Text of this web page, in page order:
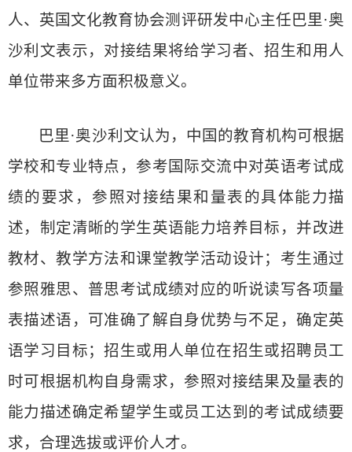
人、英国文化教育协会测评研发中心主任巴里·奥
沙利文表示，对接结果将给学习者、招生和用人
单位带来多方面积极意义。
巴里·奥沙利文认为，中国的教育机构可根据
学校和专业特点，参考国际交流中对英语考试成
绩的要求，参照对接结果和量表的具体能力描
述，制定清晰的学生英语能力培养目标，并改进
教材、教学方法和课堂教学活动设计；考生通过
参照雅思、普思考试成绩对应的听说读写各项量
表描述语，可准确了解自身优势与不足，确定英
语学习目标；招生或用人单位在招生或招聘员工
时可根据机构自身需求，参照对接结果及量表的
能力描述确定希望学生或员工达到的考试成绩要
求，合理选拔或评价人才。